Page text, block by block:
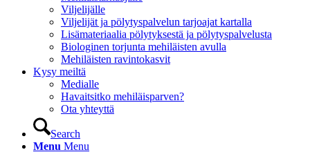
Viljelijälle
Viljelijät ja pölytyspalvelun tarjoajat kartalla
Lisämateriaalia pölytyksestä ja pölytyspalvelusta
Biologinen torjunta mehiläisten avulla
Mehiläisten ravintokasvit
Kysy meiltä
Medialle
Havaitsitko mehiläisparven?
Ota yhteyttä
Search
Menu Menu